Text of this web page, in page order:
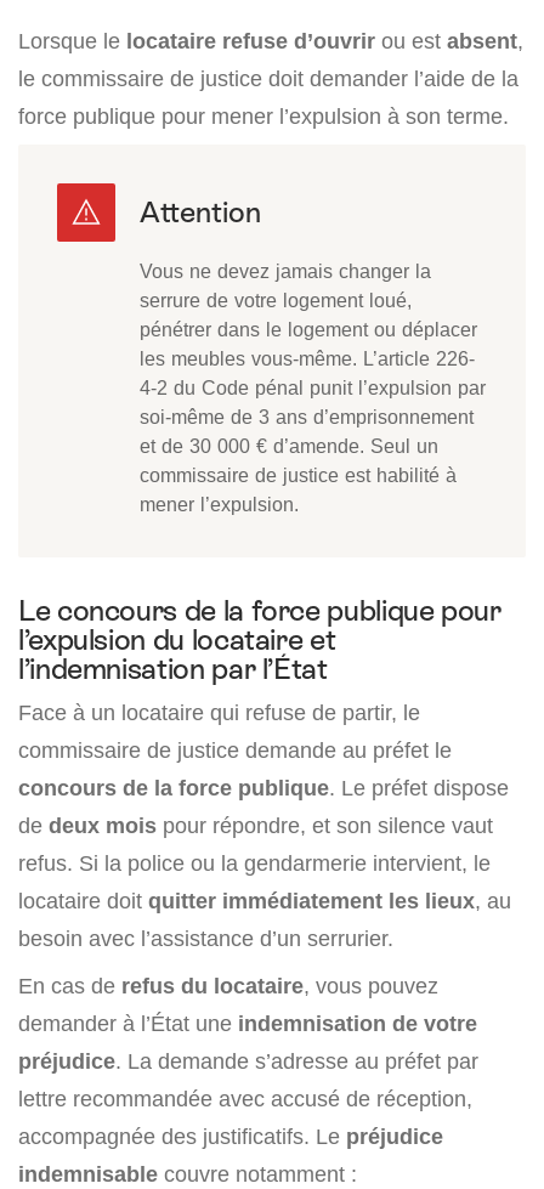
Lorsque le locataire refuse d’ouvrir ou est absent,
le commissaire de justice doit demander l’aide de la
force publique pour mener l’expulsion à son terme.
Vous ne devez jamais changer la
serrure de votre logement loué,
pénétrer dans le logement ou déplacer
les meubles vous-même. L’article 226-
4-2 du Code pénal punit l’expulsion par
soi-même de 3 ans d’emprisonnement
et de 30 000 € d’amende. Seul un
commissaire de justice est habilité à
mener l’expulsion.
Le concours de la force publique pour
l’expulsion du locataire et
l’indemnisation par l’État
Face à un locataire qui refuse de partir, le
commissaire de justice demande au préfet le
concours de la force publique. Le préfet dispose
de deux mois pour répondre, et son silence vaut
refus. Si la police ou la gendarmerie intervient, le
locataire doit quitter immédiatement les lieux, au
besoin avec l’assistance d’un serrurier.
En cas de refus du locataire, vous pouvez
demander à l’État une indemnisation de votre
préjudice. La demande s’adresse au préfet par
lettre recommandée avec accusé de réception,
accompagnée des justificatifs. Le préjudice
indemnisable couvre notamment :